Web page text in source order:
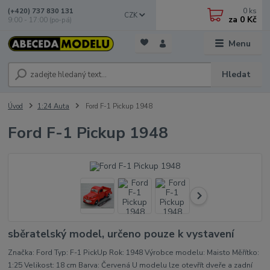
Menu
CZK
Hledat
(+420) 737 830 131
9:00 - 17:00 (po-pá)
0 ks
za 0 Kč
Úvod 1:24 Auta Ford F-1 Pickup 1948
Ford F-1 Pickup 1948
sběratelský model, určeno pouze k vystavení
Značka: Ford Typ: F-1 PickUp Rok: 1948 Výrobce modelu: Maisto Měřítko:
1:25 Velikost: 18 cm Barva: Červená U modelu lze otevřít dveře a zadní